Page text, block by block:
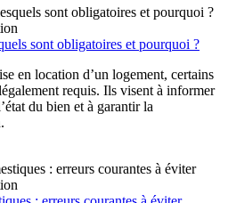
sont obligatoires et pourquoi ?
en location d’un logement, certains
requis. Ils visent à informer
du bien et à garantir la